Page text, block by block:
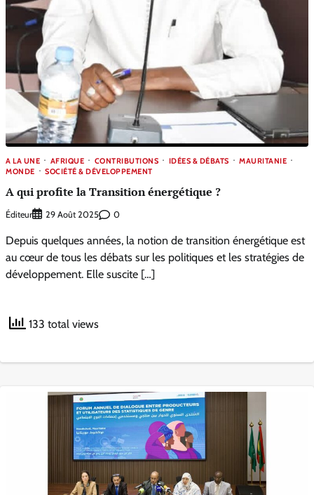
A LA UNE AFRIQUE CONTRIBUTIONS IDÉES & DÉBATS
MAURITANIE
MONDE
SOCIÉTÉ & DÉVELOPPEMENT
A qui profite la Transition énergétique ?
Éditeur 29 Août 2025 0
Depuis quelques années, la notion de transition énergétique est
au cœur de tous les débats sur les politiques et les stratégies de
développement. Elle suscite […]
133 total views